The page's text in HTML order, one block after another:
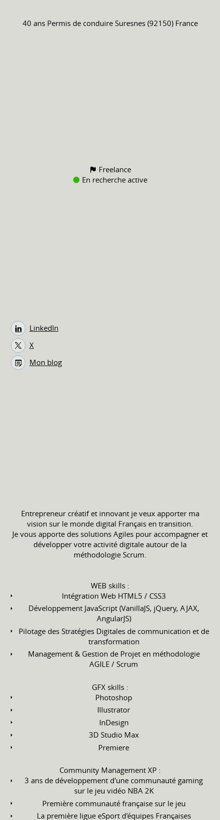
40 ans Permis de conduire Suresnes (92150) France
Freelance
En recherche active
LinkedIn
X
Mon blog
Entrepreneur créatif et innovant je veux apporter ma
vision sur le monde digital Français en transition.
Je vous apporte des solutions Agiles pour accompagner et
développer votre activité digitale autour de la
méthodologie Scrum.
WEB skills :
Intégration Web HTML5 / CSS3
Développement JavaScript (VanillaJS, jQuery, AJAX,
AngularJS)
Pilotage des Stratégies Digitales de communication et de
transformation
Management & Gestion de Projet en méthodologie
AGILE / Scrum
GFX skills :
Photoshop
Illustrator
InDesign
3D Studio Max
Premiere
Community Management XP :
3 ans de développement d'une communauté gaming
sur le jeu vidéo NBA 2K
Première communauté française sur le jeu
La première ligue eSport d'équipes Françaises